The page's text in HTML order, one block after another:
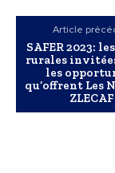
Article
SAFER 2023:
rurales
les
qu’offrent Les
ZLECAF